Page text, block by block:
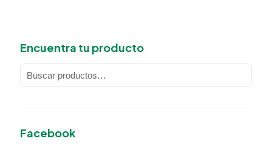
Encuentra tu producto
Facebook